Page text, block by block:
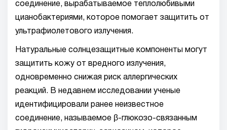
соединение, вырабатываемое теплолюбивыми
цианобактериями, которое помогает защитить от
ультрафиолетового излучения.
Натуральные солнцезащитные компоненты могут
защитить кожу от вредного излучения,
одновременно снижая риск аллергических
реакций. В недавнем исследовании ученые
идентифицировали ранее неизвестное
соединение, называемое β-глюкозо-связанным